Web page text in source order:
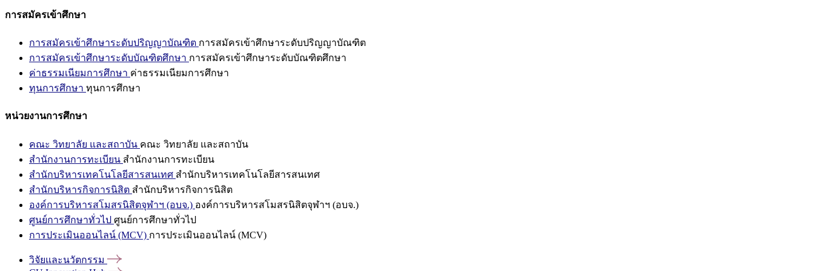
การสมัครเข้าศึกษา
การสมัครเข้าศึกษาระดับปริญญาบัณฑิต การสมัครเข้าศึกษาระดับปริญญาบัณฑิต
การสมัครเข้าศึกษาระดับบัณฑิตศึกษา การสมัครเข้าศึกษาระดับบัณฑิตศึกษา
ค่าธรรมเนียมการศึกษา ค่าธรรมเนียมการศึกษา
ทุนการศึกษา ทุนการศึกษา
หน่วยงานการศึกษา
คณะ วิทยาลัย และสถาบัน คณะ วิทยาลัย และสถาบัน
สำนักงานการทะเบียน สำนักงานการทะเบียน
สำนักบริหารเทคโนโลยีสารสนเทศ สำนักบริหารเทคโนโลยีสารสนเทศ
สำนักบริหารกิจการนิสิต สำนักบริหารกิจการนิสิต
องค์การบริหารสโมสรนิสิตจุฬาฯ (อบจ.) องค์การบริหารสโมสรนิสิตจุฬาฯ (อบจ.)
ศูนย์การศึกษาทั่วไป ศูนย์การศึกษาทั่วไป
การประเมินออนไลน์ (MCV) การประเมินออนไลน์ (MCV)
วิจัยและนวัตกรรม